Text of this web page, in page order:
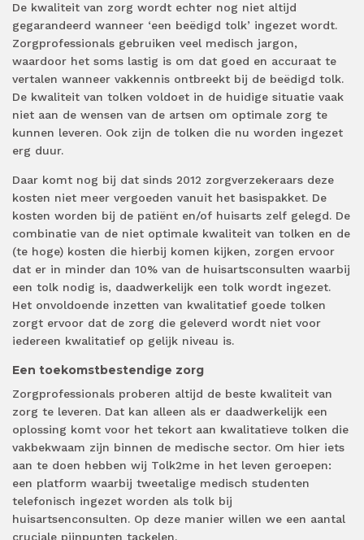
De kwaliteit van zorg wordt echter nog niet altijd
gegarandeerd wanneer ‘een beëdigd tolk’ ingezet wordt.
Zorgprofessionals gebruiken veel medisch jargon,
waardoor het soms lastig is om dat goed en accuraat te
vertalen wanneer vakkennis ontbreekt bij de beëdigd tolk.
De kwaliteit van tolken voldoet in de huidige situatie vaak
niet aan de wensen van de artsen om optimale zorg te
kunnen leveren. Ook zijn de tolken die nu worden ingezet
erg duur.
Daar komt nog bij dat sinds 2012 zorgverzekeraars deze
kosten niet meer vergoeden vanuit het basispakket. De
kosten worden bij de patiënt en/of huisarts zelf gelegd. De
combinatie van de niet optimale kwaliteit van tolken en de
(te hoge) kosten die hierbij komen kijken, zorgen ervoor
dat er in minder dan 10% van de huisartsconsulten waarbij
een tolk nodig is, daadwerkelijk een tolk wordt ingezet.
Het onvoldoende inzetten van kwalitatief goede tolken
zorgt ervoor dat de zorg die geleverd wordt niet voor
iedereen kwalitatief op gelijk niveau is.
Een toekomstbestendige zorg
Zorgprofessionals proberen altijd de beste kwaliteit van
zorg te leveren. Dat kan alleen als er daadwerkelijk een
oplossing komt voor het tekort aan kwalitatieve tolken die
vakbekwaam zijn binnen de medische sector. Om hier iets
aan te doen hebben wij Tolk2me in het leven geroepen:
een platform waarbij tweetalige medisch studenten
telefonisch ingezet worden als tolk bij
huisartsenconsulten. Op deze manier willen we een aantal
cruciale pijnpunten tackelen.